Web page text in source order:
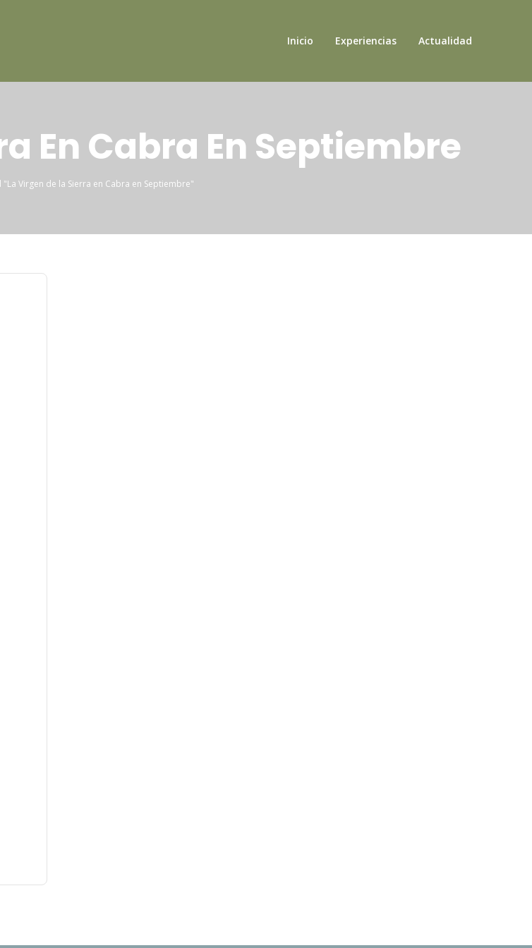
Inicio Experiencias Actualidad
En Cabra En Septiembre
"La Virgen de la Sierra en Cabra en Septiembre"